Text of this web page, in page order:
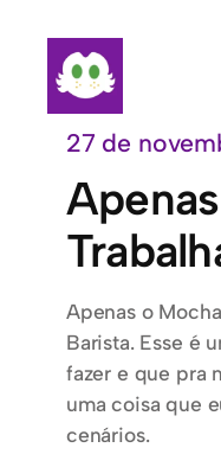
conteúdo
27 de
Apenas o
Barista. Esse é
fazer e que pra
uma coisa que
cenários.